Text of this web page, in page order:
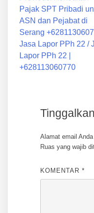
Pajak SPT Pribadi
ASN dan Pejabat di
Serang
Jasa Lapor PPh 22 /
Lapor PPh 22 |
+628113060770
Alamat email
Ruas yang wajib
KOMENTAR *